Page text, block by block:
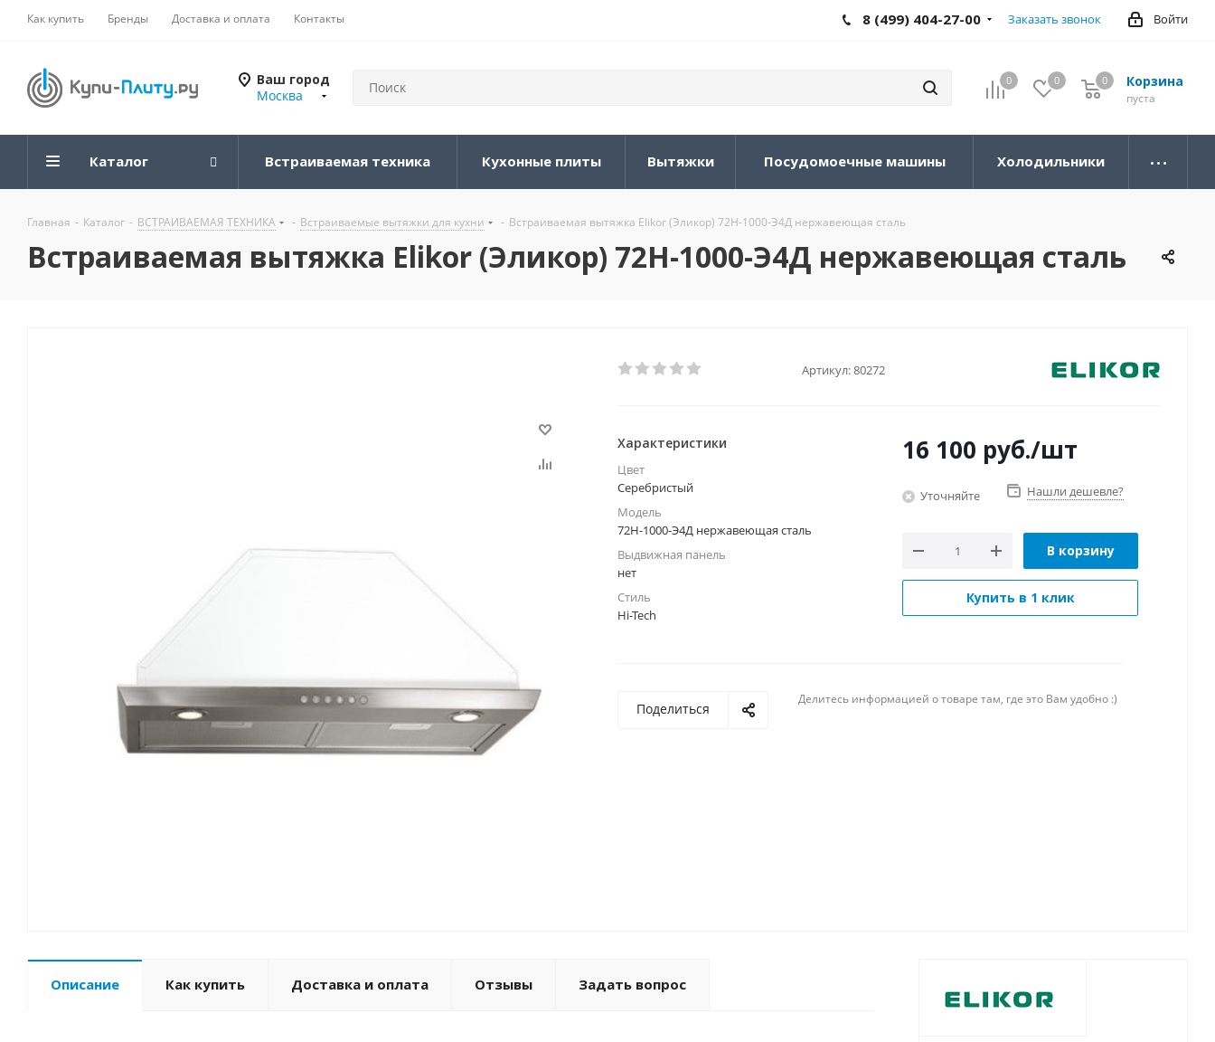
Как купить Бренды Доставка и оплата Контакты Войти
8 (499) 404-27-00 Заказать звонок
Ваш город
Москва
0 0 Корзина
0
пуста
0
Каталог Встраиваемая техника Кухонные плиты Вытяжки Посудомоечные машины Холодильники
Главная - Каталог - ВСТРАИВАЕМАЯ ТЕХНИКА - Встраиваемые вытяжки для кухни - Встраиваемая вытяжка Elikor (Эликор) 72Н-1000-Э4Д нержавеющая сталь
Встраиваемая вытяжка Elikor (Эликор) 72Н-1000-Э4Д нержавеющая сталь
Артикул:80272
Характеристики
Цвет
Серебристый
Модель
72Н-1000-Э4Д нержавеющая сталь
Выдвижная панель
нет
Стиль
Hi-Tech
16 100 руб./шт
Уточняйте Нашли дешевле?
В корзину
Купить в 1 клик
Поделиться
Делитесь информацией о товаре там, где это Вам удобно :)
Описание Как купить Доставка и оплата Отзывы Задать вопрос